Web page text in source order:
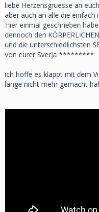
liebe Herzensgruesse an
aber auch an alle die einfach
Hier einmal geschrieben
dennoch den
und die unterschiedlichsten
von eurer Sverja *********
ich hoffe es klappt mit dem
lange nicht mehr gemacht